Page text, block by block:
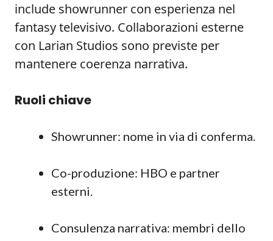
include showrunner con esperienza nel
fantasy televisivo. Collaborazioni esterne
con Larian Studios sono previste per
mantenere coerenza narrativa.
Ruoli chiave
Showrunner: nome in via di conferma.
Co-produzione: HBO e partner
esterni.
Consulenza narrativa: membri dello